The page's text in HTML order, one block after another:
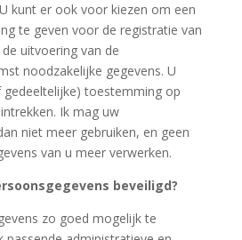
kunt er ook voor kiezen om een
te geven voor de registratie van
uitvoering van de
noodzakelijke gegevens. U
gedeeltelijke) toestemming op
Ik mag uw
niet meer gebruiken, en geen
van u meer verwerken.
beveiligd?
zo goed mogelijk te